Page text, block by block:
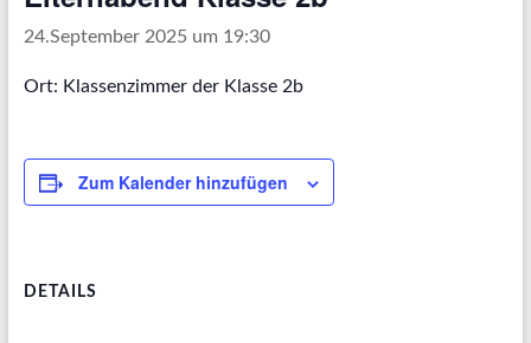
24.September 2025 um 19:30
Ort: Klassenzimmer der Klasse 2b
Zum Kalender hinzufügen
DETAILS